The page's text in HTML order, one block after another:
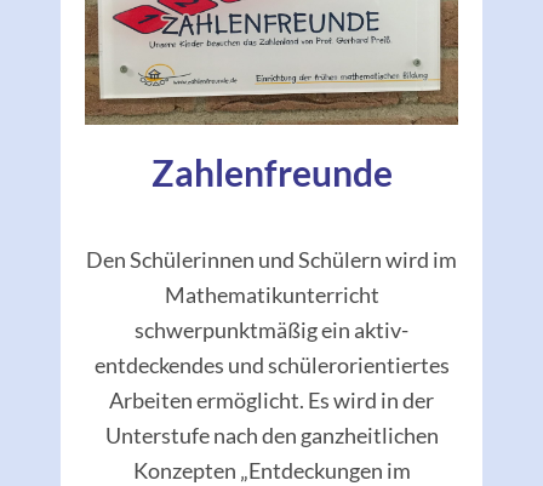
Zahlenfreunde
Den Schülerinnen und Schülern wird im
Mathematikunterricht
schwerpunktmäßig ein aktiv-
entdeckendes und schülerorientiertes
Arbeiten ermöglicht. Es wird in der
Unterstufe nach den ganzheitlichen
Konzepten „Entdeckungen im